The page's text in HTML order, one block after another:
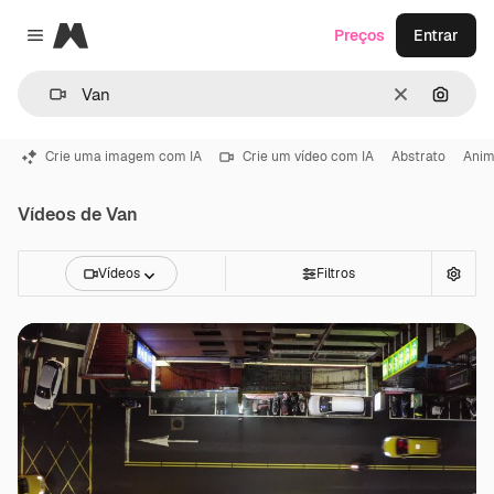
Close menu
Magnific
Limpar
Preços Entrar
Crie uma imagem com IA Crie um vídeo com IA Abstrato
Vídeos de Van
Vídeos Filtros